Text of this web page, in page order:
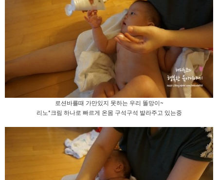
로션바를때 가만있지 못하는 우리 똘망이~
리노*크림 하나로 빠르게 온몸 구석구석 발라주고 있는중